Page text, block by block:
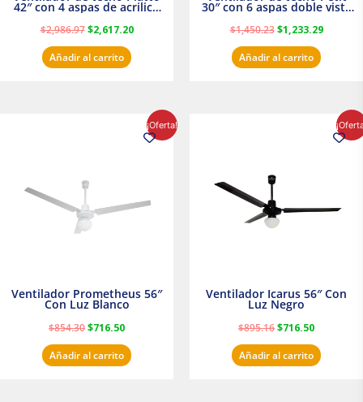
42″ con 4 aspas de acrilico
transparente
$2,986.97 $2,617.20
Añadir al carrito
30″ con 6 aspas doble vista
Satinado Masterfan
$1,450.23 $1,233.29
Añadir al carrito
¡Oferta!
Ventilador Prometheus 56″
Con Luz Blanco
$854.30$716.50
precio
actual
Añadir al carrito
Ventilador Icarus 56″ Con
Luz Negro
$895.16$716.50
precio
actual
Añadir al carrito